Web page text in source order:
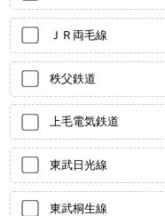
ＪＲ両毛線
秩父鉄道
上毛電気鉄道
東武日光線
東武桐生線